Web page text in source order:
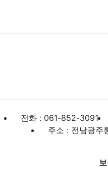
전화 : 061-852-3091
주소 : 전남광주